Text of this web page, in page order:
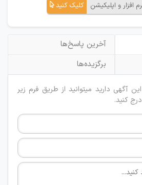
افزار و اپلیکیشن کلیک کنید
آخرین پاسخ‌ها
برگزیده‌ها
آگهی دارید میتوانید از طریق فرم زیر
کنید.